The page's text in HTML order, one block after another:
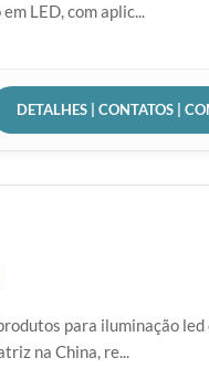
LED, com aplic...
DETALHES | CONTATOS |
para iluminação led
na China, re...